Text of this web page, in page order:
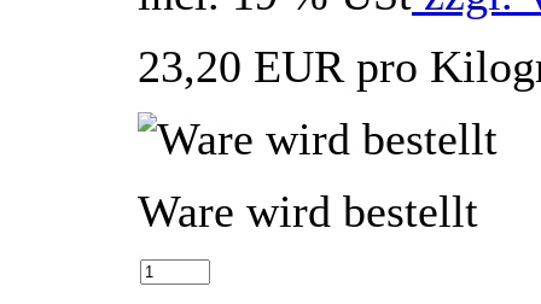
23,20 EUR pro
Ware wird bestellt